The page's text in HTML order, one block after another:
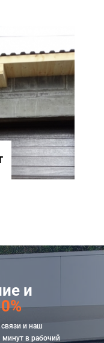
и
и наш
в рабочий